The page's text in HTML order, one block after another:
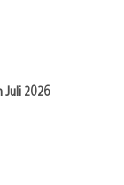
Juli 2026